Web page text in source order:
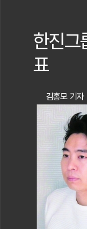
한진그
표
김홍모 기자